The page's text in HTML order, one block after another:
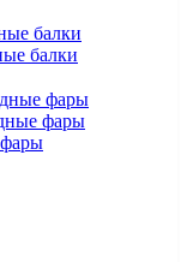
балки
балки
фары
фары